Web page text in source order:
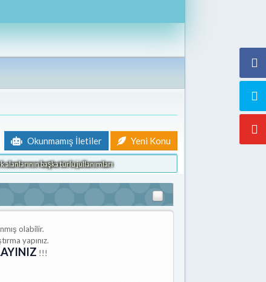
Okunmamış İletiler Yeni Konu
başka türlü jullanımları
olabilir.
yapınız.
!!!